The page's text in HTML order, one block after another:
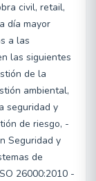
civil, retail,
día mayor
a las
las siguientes
de la
ambiental,
seguridad y
de riesgo, -
Seguridad y
de
26000:2010 -